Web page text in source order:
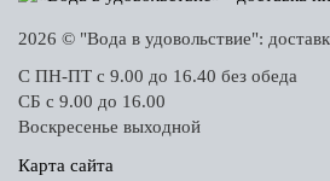
2026 © "Вода в удовольствие":
С ПН-ПТ с 9.00 до 16.40 без обеда
СБ с 9.00 до 16.00
Воскресенье выходной
Карта сайта